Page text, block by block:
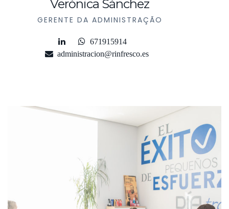
Verónica Sánchez
GERENTE DA ADMINISTRAÇÃO
671915914
administracion@rinfresco.es